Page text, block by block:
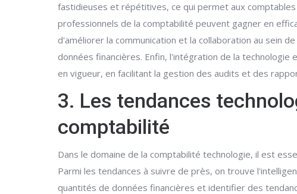
fastidieuses et répétitives, ce qui permet aux
professionnels de la comptabilité peuvent gagner en
d'améliorer la communication et la collaboration au sein
données financières. Enfin, l'intégration de la
en vigueur, en facilitant la gestion des audits et des
3. Les tendances
comptabilité
Dans le domaine de la comptabilité technologie, il est
Parmi les tendances à suivre de près, on trouve
quantités de données financières et identifier des